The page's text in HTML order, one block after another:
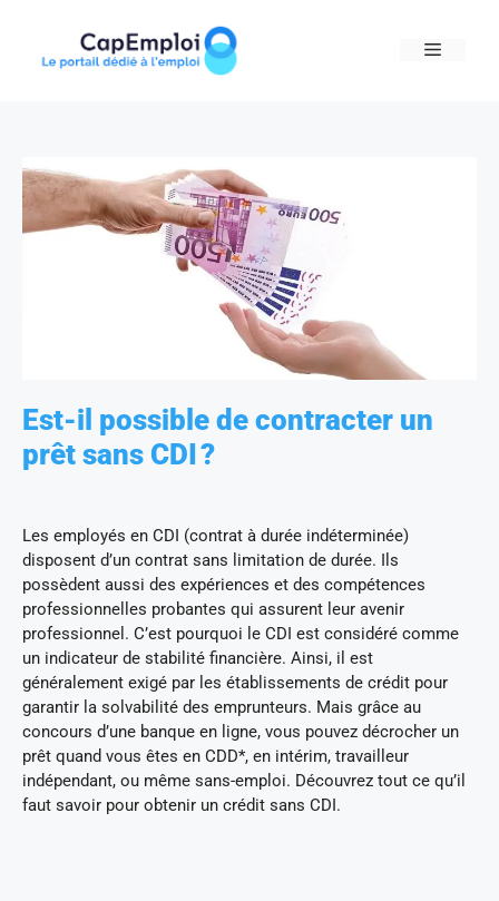
content
MENU
Est-il possible de contracter un
prêt sans CDI ?
Les employés en CDI (contrat à durée indéterminée)
disposent d’un contrat sans limitation de durée. Ils
possèdent aussi des expériences et des compétences
professionnelles probantes qui assurent leur avenir
professionnel. C’est pourquoi le CDI est considéré comme
un indicateur de stabilité financière. Ainsi, il est
généralement exigé par les établissements de crédit pour
garantir la solvabilité des emprunteurs. Mais grâce au
concours d’une banque en ligne, vous pouvez décrocher un
prêt quand vous êtes en CDD*, en intérim, travailleur
indépendant, ou même sans-emploi. Découvrez tout ce qu’il
faut savoir pour obtenir un crédit sans CDI.